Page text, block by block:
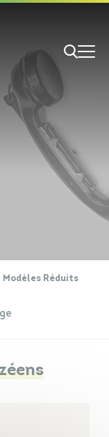
Modèles Réduits